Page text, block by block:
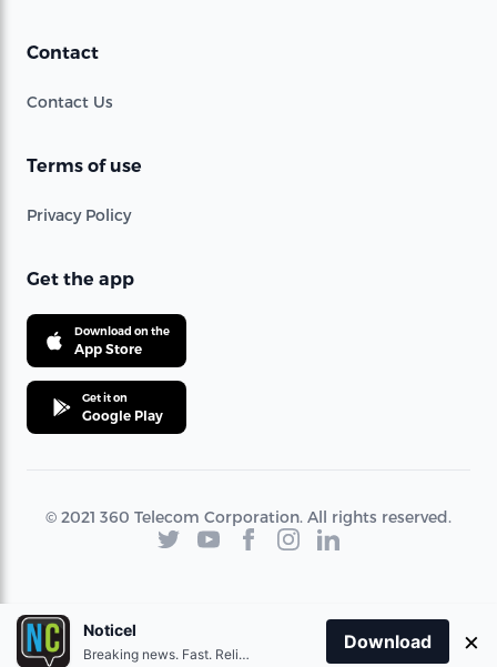
Contact
Contact Us
Terms of use
Privacy Policy
Get the app
Download on the
App Store
Get it on
Google Play
© 2021 360 Telecom Corporation. All rights reserved.
Noticel
Breaking news. Fast. Reliable.
Download ×